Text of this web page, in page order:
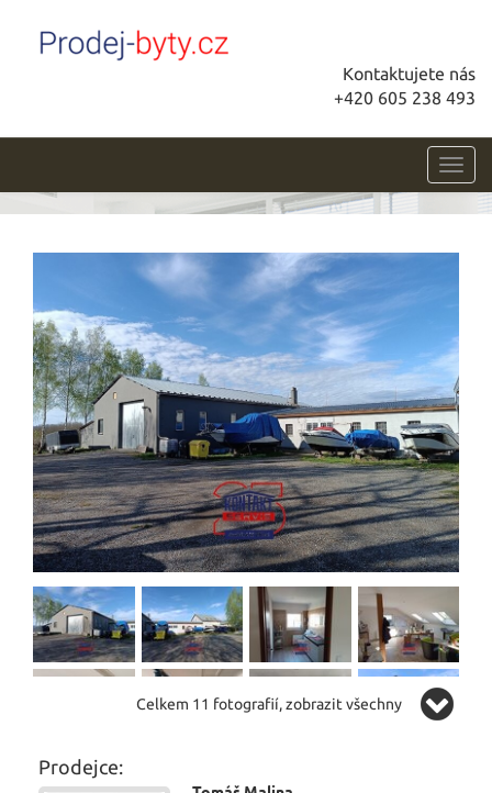
Kontaktujete nás
+420 605 238 493
Celkem 11 fotografií, zobrazit všechny
Prodejce: